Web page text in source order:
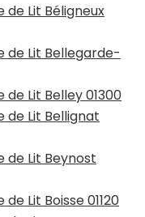
Lit Béligneux
de Lit Bellegarde-
Lit Belley 01300
de Lit Bellignat
de Lit Beynost
Lit Boisse 01120